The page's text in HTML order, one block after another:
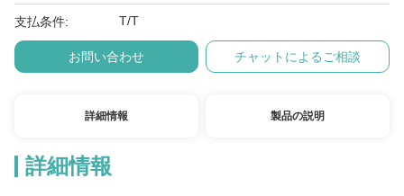
支払条件: T/T
お問い合わせ チャットによるご相談
詳細情報 製品の説明
詳細情報